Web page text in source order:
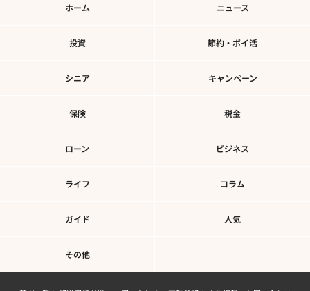
ホーム ニュース
投資 節約・ポイ活
シニア キャンペーン
保険 税金
ローン ビジネス
ライフ コラム
ガイド 人気
その他